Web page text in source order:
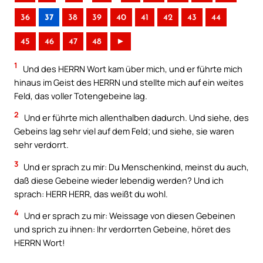
36 37 38 39 40 41 42 43 44
45 46 47 48 ►
1
Und des HERRN Wort kam über mich, und er führte mich
hinaus im Geist des HERRN und stellte mich auf ein weites
Feld, das voller Totengebeine lag.
2
Und er führte mich allenthalben dadurch. Und siehe, des
Gebeins lag sehr viel auf dem Feld; und siehe, sie waren
sehr verdorrt.
3 Und er sprach zu mir: Du Menschenkind, meinst du auch,
daß diese Gebeine wieder lebendig werden? Und ich
sprach: HERR HERR, das weißt du wohl.
4 Und er sprach zu mir: Weissage von diesen Gebeinen
und sprich zu ihnen: Ihr verdorrten Gebeine, höret des
HERRN Wort!